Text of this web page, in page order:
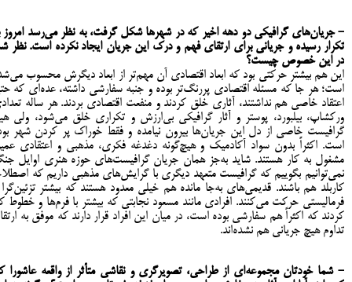
- جریان‌های گرافیکی دو دهه اخیر که در شهرها شکل گرفت، به نظر می‌رسد امروز
تکرار رسیده و جریانی برای ارتقای فهم و درک این جریان ایجاد نکرده است. نظر
در این خصوص چیست؟
این هم بیشتر حرکتی بود که ابعاد اقتصادی آن مهم‌تر از ابعاد دیگرش محسوب
است؛ هر جا که مسئله اقتصادی پررنگ‌تر بوده و جنبه سفارشی داشته، عده‌ای که
اعتقاد خاصی هم نداشتند، آثاری خلق کردند و منفعت اقتصادی بردند. هر ساله
ورکشاپ، بیلبورد، پوستر و آثار گرافیکی بی‌ارزش و تکراری خلق می‌شود، ولی
گرافیست خاصی از دل این جریان‌ها بیرون نیامده و فقط خوراک پر کردن شهر
است. اکثراً بدون سواد آکادمیک و هیچ‌گونه دغدغه فکری، مذهبی و اعتقادی
مشغول به کار هستند. شاید به‌جز همان جریان گرافیست‌های حوزه هنری اوایل
نمی‌توانیم بگوییم که گرافیست متعهد دیگری با گرایش‌های مذهبی داریم که
کاربلد هم باشند. قدیمی‌های به‌جا مانده هم خیلی معدود هستند که بیشتر
فرمالیستی حرکت می‌کنند. افرادی مانند مسعود نجابتی که بیشتر با فرم‌ها و خطوط
کردند که اکثراً هم سفارشی بوده است، در میان این افراد قرار دارند که موفق به
تداوم هیچ جریانی هم نشده‌اند.
- شما خودتان مجموعه‌ای از طراحی، تصویرگری و نقاشی متأثر از واقعه عاشورا